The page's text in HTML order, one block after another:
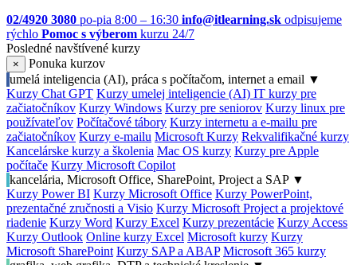
02/4920 3080 po-pia 8:00 – 16:30 info@itlearning.sk odpisujeme
rýchlo Pomoc s výberom kurzu 24/7
Posledné navštívené kurzy
×
Ponuka kurzov
umelá inteligencia (AI), práca s počítačom, internet a email ▼
Kurzy Chat GPT Kurzy umelej inteligencie (AI) IT kurzy pre
začiatočníkov Kurzy Windows Kurzy pre seniorov Kurzy linux pre
používateľov Počítačové tábory Kurzy internetu a e-mailu pre
začiatočníkov Kurzy e-mailu Microsoft Kurzy Rekvalifikačné kurzy
Kancelárske kurzy a školenia Mac OS kurzy Kurzy pre Apple
počítače Kurzy Microsoft Copilot
kancelária, Microsoft Office, SharePoint, Project a SAP ▼
Kurzy Power BI Kurzy Microsoft Office Kurzy PowerPoint,
prezentačné zručnosti a Visio Kurzy Microsoft Project a projektové
riadenie Kurzy Word Kurzy Excel Kurzy prezentácie Kurzy Access
Kurzy Outlook Online kurzy Excel Microsoft kurzy Kurzy
Microsoft SharePoint Kurzy SAP a ABAP Microsoft 365 kurzy